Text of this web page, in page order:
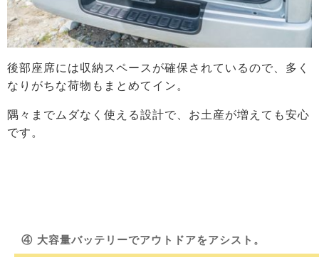
後部座席には収納スペースが確保されているので、多く
なりがちな荷物もまとめてイン。
隅々までムダなく使える設計で、お土産が増えても安心
です。
④ 大容量バッテリーでアウトドアをアシスト。